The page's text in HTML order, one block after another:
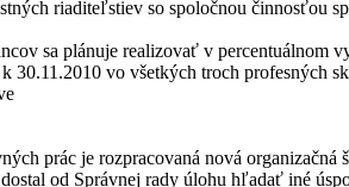
riaditeľstiev so spoločnou činnosťou
sa plánuje realizovať v percentuálnom
30.11.2010 vo všetkých troch profesných
prác je rozpracovaná nová organizačná
od Správnej rady úlohu hľadať iné